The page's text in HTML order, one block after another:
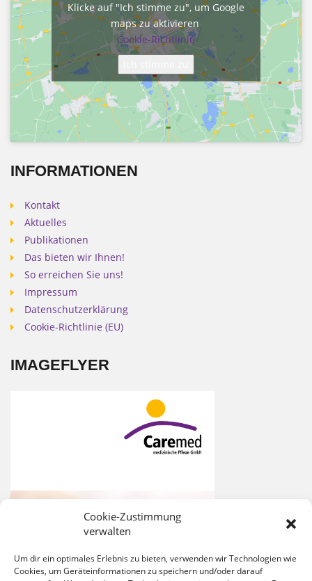
Cookie-Zustimmung
verwalten
Um dir ein optimales Erlebnis zu bieten, verwenden wir Technologien wie
Cookies, um Geräteinformationen zu speichern und/oder darauf
Klicke auf "Ich stimme zu", um Google
maps zu aktivieren
Cookie-Richtlinie
INFORMATIONEN
Kontakt
Aktuelles
Publikationen
Das bieten wir Ihnen!
So erreichen Sie uns!
Impressum
Datenschutzerklärung
Cookie-Richtlinie (EU)
IMAGEFLYER